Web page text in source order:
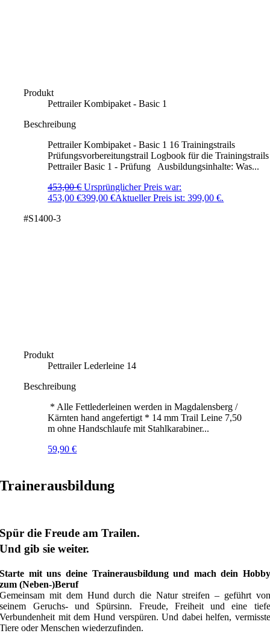
Produkt
Pettrailer Kombipaket - Basic 1
Beschreibung
Pettrailer Kombipaket - Basic 1 16 Trainingstrails
Prüfungsvorbereitungstrail Logbook für die Trainingstrails
Pettrailer Basic 1 - Prüfung Ausbildungsinhalte: Was...
453,00€ Ursprünglicher Preis war:
453,00 €399,00€Aktueller Preis ist: 399,00 €.
#S1400-3
Produkt
Pettrailer Lederleine 14
Beschreibung
* Alle Fettlederleinen werden in Magdalensberg /
Kärnten hand angefertigt * 14 mm Trail Leine 7,50
m ohne Handschlaufe mit Stahlkarabiner...
59,90€
Trainerausbildung
Spür die Freude am Trailen.
Und gib sie weiter.
Starte mit uns deine Trainerausbildung und mach dein Hobby
zum (Neben-)Beruf
Gemeinsam mit dem Hund durch die Natur streifen – geführt von
seinem Geruchs- und Spürsinn. Freude, Freiheit und eine tiefe
Verbundenheit mit dem Hund verspüren. Und dabei helfen, vermisste
Tiere oder Menschen wiederzufinden.